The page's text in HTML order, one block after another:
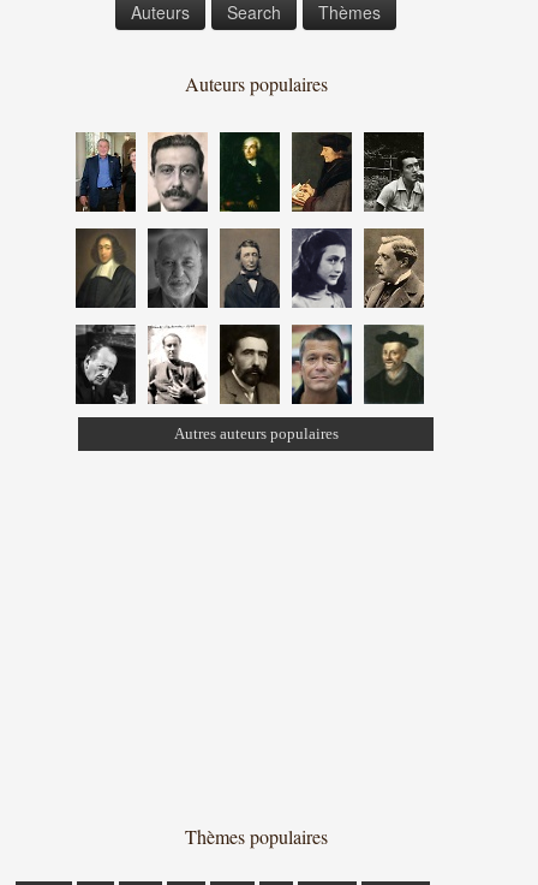
Auteurs Search Thèmes
Auteurs populaires
Autres auteurs populaires
Thèmes populaires